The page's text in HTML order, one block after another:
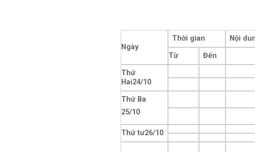
Ngày
Thời gian Nội
Từ
Đến
Thứ
Hai24/10
Thứ Ba
25/10
Thứ tư26/10